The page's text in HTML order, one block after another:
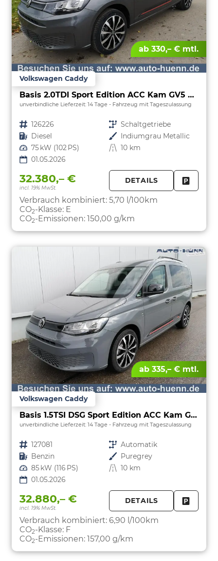
ab 330,– € mtl.
Volkswagen Caddy
Basis 2.0TDI Sport Edition ACC Kam GV5 App
unverbindliche Lieferzeit: 14 Tage Fahrzeug mit Tageszulassung
Fahrzeugnr. 126226 Getriebe Schaltgetriebe
Kraftstoff Diesel Außenfarbe Indiumgrau Metallic
Leistung 75 kW (102 PS) Kilometerstand 10 km
01.05.2026
32.380,– €
incl. 19% MwSt.
DETAILS
Verbrauch kombiniert: 5,70 l/100km
CO2-Klasse: E
CO2-Emissionen: 150,00 g/km
ab 335,– € mtl.
Volkswagen Caddy
Basis 1.5TSI DSG Sport Edition ACC Kam GV5 App AHK Reling
unverbindliche Lieferzeit: 14 Tage Fahrzeug mit Tageszulassung
Fahrzeugnr. 127081 Getriebe Automatik
Kraftstoff Benzin Außenfarbe Puregrey
Leistung 85 kW (116 PS) Kilometerstand 10 km
01.05.2026
32.880,– €
incl. 19% MwSt.
DETAILS
Verbrauch kombiniert: 6,90 l/100km
CO2-Klasse: F
CO2-Emissionen: 157,00 g/km